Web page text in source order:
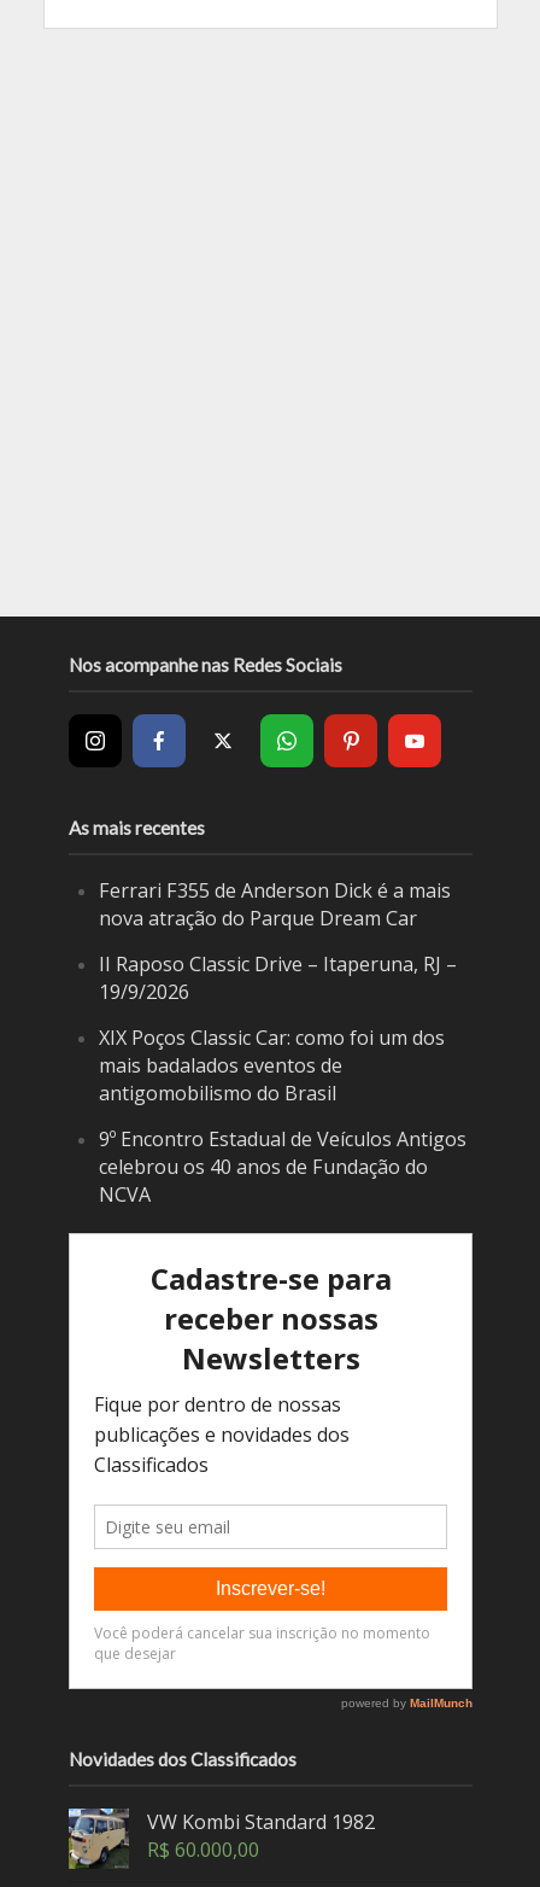
Nos acompanhe nas Redes Sociais
As mais recentes
Ferrari F355 de Anderson Dick é a mais
nova atração do Parque Dream Car
II Raposo Classic Drive – Itaperuna, RJ –
19/9/2026
XIX Poços Classic Car: como foi um dos
mais badalados eventos de
antigomobilismo do Brasil
9º Encontro Estadual de Veículos Antigos
celebrou os 40 anos de Fundação do
NCVA
Novidades dos Classificados
VW Kombi Standard 1982
R$ 60.000,00